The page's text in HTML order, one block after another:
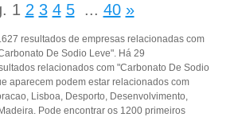
1 2 3 4 5 ... 40 »
resultados de empresas relacionadas com
De Sodio Leve". Há 29
relacionados com "Carbonato De Sodio
aparecem podem estar relacionados com
Lisboa, Desporto, Desenvolvimento,
Pode encontrar os 1200 primeiros